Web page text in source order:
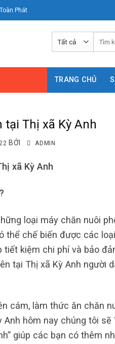
Phát
TRANG CHỦ
tại Thị xã Kỳ Anh
BỞI ADMIN
xã Kỳ Anh
loại máy chăn nuôi
thể chế biến được các
tiết kiệm chi phí và bảo
tại Thị xã Kỳ Anh người
cám, làm thức ăn chăn
Anh hôm nay chúng tôi
giúp các bạn có thêm